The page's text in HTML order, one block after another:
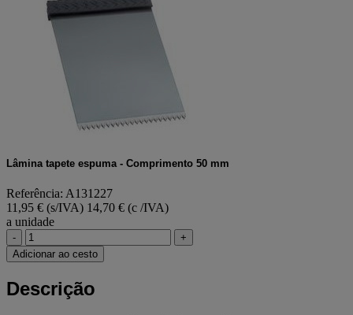
Lâmina tapete espuma - Comprimento 50 mm
Referência: A131227
11,95 € (s/IVA) 14,70 € (c /IVA)
a unidade
-
+
Adicionar ao cesto
Descrição